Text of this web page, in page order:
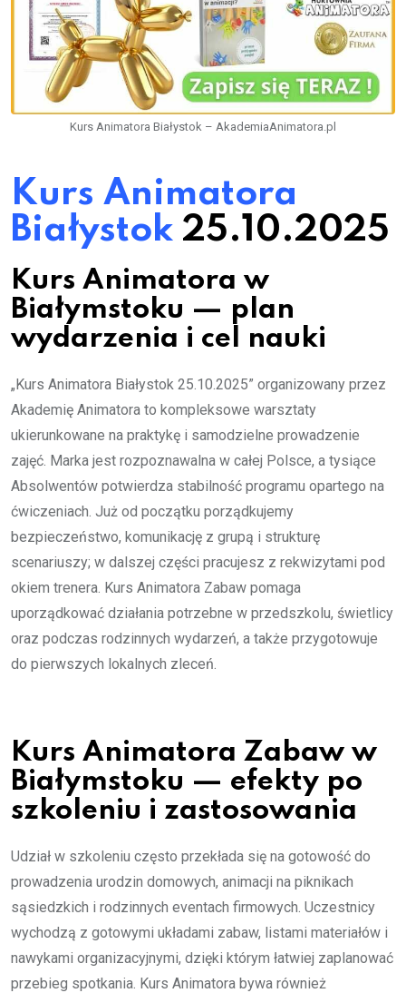
Kurs Animatora Białystok – AkademiaAnimatora.pl
Kurs Animatora
Białystok 25.10.2025
Kurs Animatora w
Białymstoku — plan
wydarzenia i cel nauki
„Kurs Animatora Białystok 25.10.2025” organizowany przez
Akademię Animatora to kompleksowe warsztaty
ukierunkowane na praktykę i samodzielne prowadzenie
zajęć. Marka jest rozpoznawalna w całej Polsce, a tysiące
Absolwentów potwierdza stabilność programu opartego na
ćwiczeniach. Już od początku porządkujemy
bezpieczeństwo, komunikację z grupą i strukturę
scenariuszy; w dalszej części pracujesz z rekwizytami pod
okiem trenera. Kurs Animatora Zabaw pomaga
uporządkować działania potrzebne w przedszkolu, świetlicy
oraz podczas rodzinnych wydarzeń, a także przygotowuje
do pierwszych lokalnych zleceń.
Kurs Animatora Zabaw w
Białymstoku — efekty po
szkoleniu i zastosowania
Udział w szkoleniu często przekłada się na gotowość do
prowadzenia urodzin domowych, animacji na piknikach
sąsiedzkich i rodzinnych eventach firmowych. Uczestnicy
wychodzą z gotowymi układami zabaw, listami materiałów i
nawykami organizacyjnymi, dzięki którym łatwiej zaplanować
przebieg spotkania. Kurs Animatora bywa również